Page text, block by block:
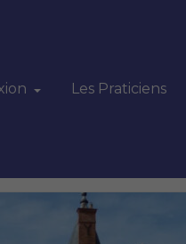
Les Praticiens